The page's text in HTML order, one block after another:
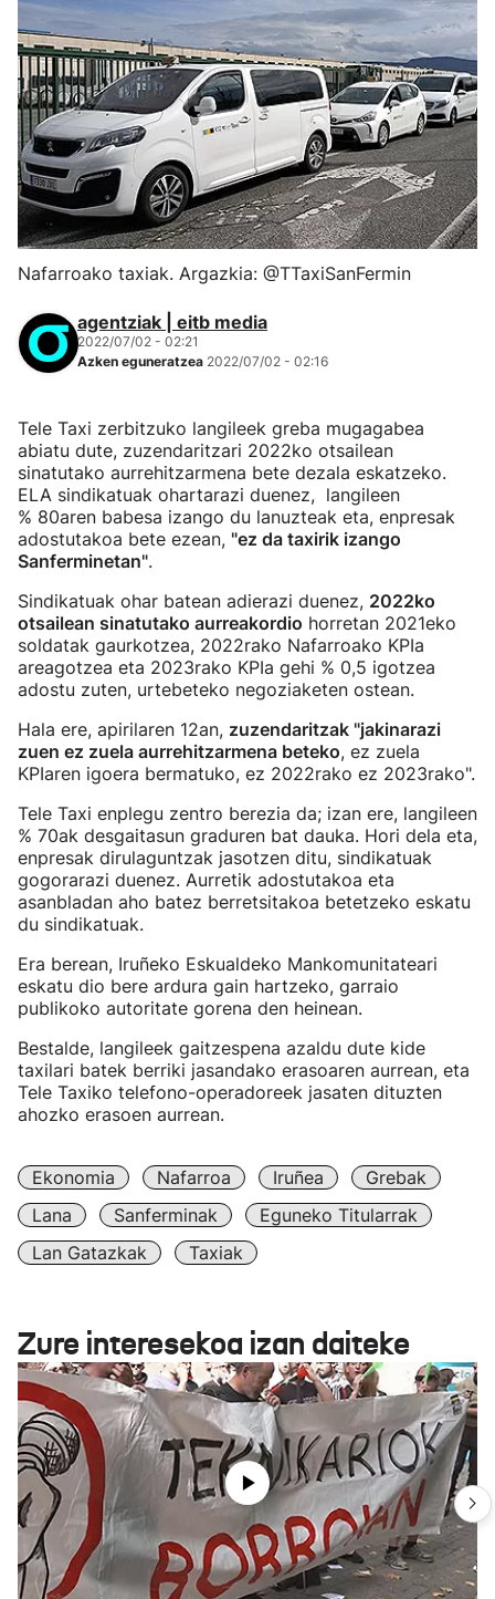
Nafarroako taxiak. Argazkia: @TTaxiSanFermin
agentziak | eitb media
2022/07/02 - 02:21
Azken eguneratzea 2022/07/02 - 02:16
Tele Taxi zerbitzuko langileek greba mugagabea
abiatu dute, zuzendaritzari 2022ko otsailean
sinatutako aurrehitzarmena bete dezala eskatzeko.
ELA sindikatuak ohartarazi duenez, langileen
% 80aren babesa izango du lanuzteak eta, enpresak
adostutakoa bete ezean, "ez da taxirik izango
Sanferminetan".
Sindikatuak ohar batean adierazi duenez, 2022ko
otsailean sinatutako aurreakordio horretan 2021eko
soldatak gaurkotzea, 2022rako Nafarroako KPIa
areagotzea eta 2023rako KPIa gehi % 0,5 igotzea
adostu zuten, urtebeteko negoziaketen ostean.
Hala ere, apirilaren 12an, zuzendaritzak "jakinarazi
zuen ez zuela aurrehitzarmena beteko, ez zuela
KPIaren igoera bermatuko, ez 2022rako ez 2023rako".
Tele Taxi enplegu zentro berezia da; izan ere, langileen
% 70ak desgaitasun graduren bat dauka. Hori dela eta,
enpresak dirulaguntzak jasotzen ditu, sindikatuak
gogorarazi duenez. Aurretik adostutakoa eta
asanbladan aho batez berretsitakoa betetzeko eskatu
du sindikatuak.
Era berean, Iruñeko Eskualdeko Mankomunitateari
eskatu dio bere ardura gain hartzeko, garraio
publikoko autoritate gorena den heinean.
Bestalde, langileek gaitzespena azaldu dute kide
taxilari batek berriki jasandako erasoaren aurrean, eta
Tele Taxiko telefono-operadoreek jasaten dituzten
ahozko erasoen aurrean.
Ekonomia Nafarroa Iruñea
Grebak
Lana
Sanferminak
Eguneko Titularrak
Lan Gatazkak
Taxiak
Zure interesekoa izan daiteke